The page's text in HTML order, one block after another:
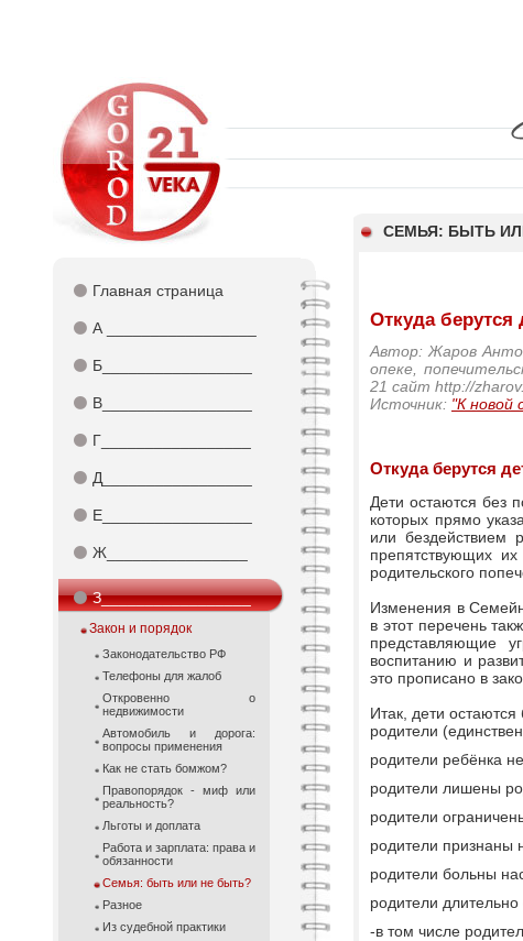
СЕМЬЯ: БЫТЬ
⚫ Главная страница
⚫ А _________________
⚫ Б_________________
⚫ В_________________
⚫ Г_________________
⚫ Д_________________
⚫ Е_________________
⚫ Ж________________
⚫З_________________
Закон и порядок
Законодательство РФ
Телефоны для жалоб
Откровенно о
недвижимости
Автомобиль и дорога:
вопросы применения
Как не стать бомжом?
Правопорядок - миф или
реальность?
Льготы и доплата
Работа и зарплата: права и
обязанности
Семья: быть или не быть?
Разное
Из судебной практики
Откуда берутся
Автор: Жаров
опеке,
21 cайт http://
Источник: "К новой
Откуда берутся
Дети остаются без
которых прямо
или бездействием
препятствующих
родительского
Изменения в
в этот перечень
представляющие
воспитанию и
это прописано в
Итак, дети
родители
родители ребёнка
родители лишены
родители
родители признаны
родители больны
родители длительно
-в том числе